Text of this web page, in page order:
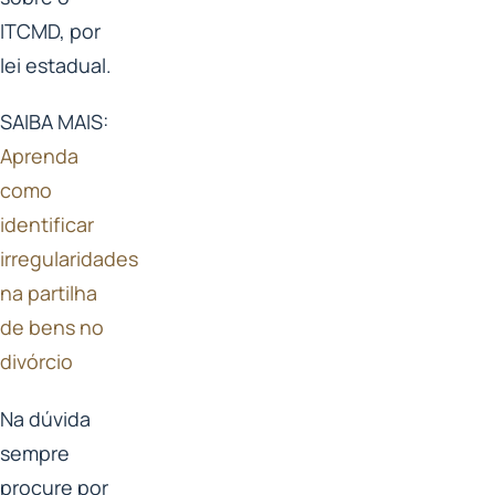
ITCMD, por
lei estadual.
SAIBA MAIS:
Aprenda
como
identificar
irregularidades
na partilha
de bens no
divórcio
Na dúvida
sempre
procure por